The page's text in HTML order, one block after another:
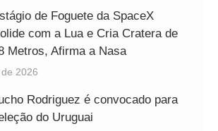
de Foguete da SpaceX
com a Lua e Cria Cratera de
Metros, Afirma a Nasa
2026
Rodriguez é convocado para
do Uruguai